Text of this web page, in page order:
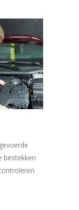
bestekken